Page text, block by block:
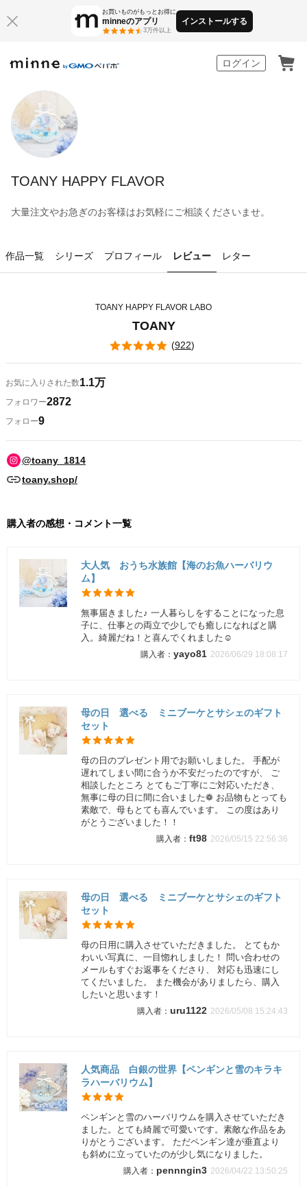
お買いものがもっとお得に
minneのアプリ
3万件以上
インストールする
ログイン
TOANY HAPPY FLAVOR
大量注文やお急ぎのお客様はお気軽にご相談くださいませ。
作品一覧 シリーズ プロフィール レビュー レター
TOANY HAPPY FLAVOR LABO
TOANY
(922)
お気に入りされた数1.1万
フォロワー2872
フォロー9
@toany_1814
toany.shop/
購入者の感想・コメント一覧
大人気 おうち水族館【海のお魚ハーバリウ
ム】
無事届きました♪ 一人暮らしをすることになった息
子に、仕事との両立で少しでも癒しになればと購
入。綺麗だね！と喜んでくれました☺️
yayo81 2026/06/29 18:08:17
母の日 選べる ミニブーケとサシェのギフト
セット
母の日のプレゼント用でお願いしました。 手配が
遅れてしまい間に合うか不安だったのですが、 ご
相談したところ とてもご丁寧にご対応いただき、
無事に母の日に間に合いました❁ お品物もとっても
素敵で、母もとても喜んでいます。 この度はあり
がとうございました！！
ft98 2026/05/15 22:56:36
母の日 選べる ミニブーケとサシェのギフト
セット
母の日用に購入させていただきました。 とてもか
わいい写真に、一目惚れしました！ 問い合わせの
メールもすぐお返事をくださり、 対応も迅速にし
てくだいました。 また機会がありましたら、購入
したいと思います！
uru1122 2026/05/08 15:24:43
人気商品 白銀の世界【ペンギンと雪のキラキ
ラハーバリウム】
ペンギンと雪のハーバリウムを購入させていただき
ました。とても綺麗で可愛いです。素敵な作品をあ
りがとうございます。 ただペンギン達が垂直より
も斜めに立っていたのが少し気になりました。
pennngin3 2026/04/22 13:50:25